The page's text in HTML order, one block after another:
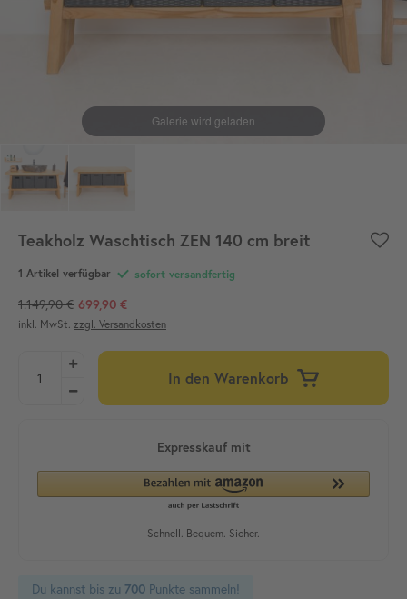
Teakholz Waschtisch ZEN 140 cm breit
1 Artikel verfügbar sofort versandfertig
1.149,90 € 699,90 €
inkl. MwSt. zzgl. Versandkosten
In den Warenkorb
Du kannst bis zu 700 Punkte sammeln!